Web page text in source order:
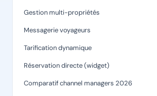
Gestion multi-propriétés
Messagerie voyageurs
Tarification dynamique
Réservation directe (widget)
Comparatif channel managers 2026